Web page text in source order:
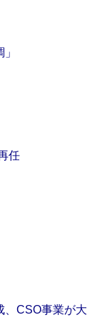
任
、CSO事業が大